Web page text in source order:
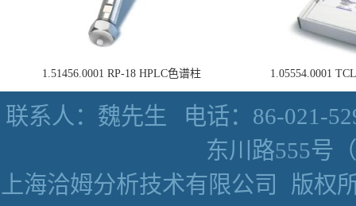
1.51456.0001 RP-18 HPLC色谱柱 1.05554.0001
联系人：魏先生
电话：86-021-
东川路555号
上海洽姆分析技术有限公司
版权